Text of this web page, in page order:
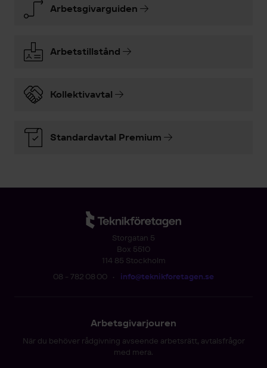
Arbetsgivarguiden
Arbetstillstånd
Kollektivavtal
Standardavtal Premium
Storgatan 5
Box 5510
114 85 Stockholm
08 - 782 08 00 • info@teknikforetagen.se
Arbetsgivarjouren
När du behöver rådgivning avseende arbetsrätt, avtalsfrågor
med mera.